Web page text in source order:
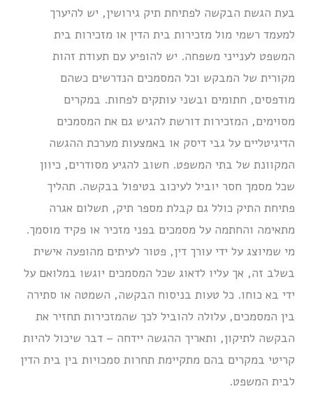
בעת הגשת הבקשה לפתיחת תיק גירושין, יש להיערך
למעמד רשמי מול מזכירות בית הדין או מזכירות בית
המשפט לענייני משפחה. יש להופיע עם תעודת זהות
מקורית של המבקש וכל המסמכים הנדרשים כשהם
מודפסים, חתומים ובשני עותקים לפחות. במקרים
מסוימים, המזכירות דורשת להגיש גם את המסמכים
הדיגיטליים על גבי דיסק או באמצעות מערכת ההגשה
המקוונת של בתי המשפט. חשוב להגיע מסודרים, כיוון
שכל מסמך חסר יוביל לעיכוב בטיפול בבקשה. תהליך
פתיחת התיק כולל גם קבלת מספר תיק, תשלום אגרה
מתאימה והחתמה על מסמכים בפני מזכיר או פקיד מוסמך.
מי שמיוצג על ידי עורך דין, פטור לעיתים מהופעה אישית
בשלב זה, אך עליו לדאוג שכל המסמכים יוגשו במלואם על
ידי בא כוחו. כל טעות בניסוח הבקשה, השמטה או סתירה
בין המסמכים, עלולה להוביל לכך שהמזכירות תחזיר את
הבקשה לתיקון, ותאריך ההגשה יידחה – דבר שיכול להיות
קריטי במקרים בהם מתקיימת תחרות סמכויות בין בית הדין
לבית המשפט.